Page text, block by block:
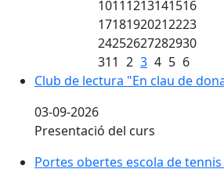
2728 2930311 2
3 4 5 6 7 8 9
10111213141516
17 18 1920 21 22 23
24252627282930
31
Club de lectura "En clau de dona"
03-09-2026